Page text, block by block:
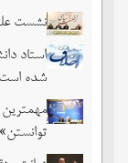
نشست
استاد
شده
مهمترین